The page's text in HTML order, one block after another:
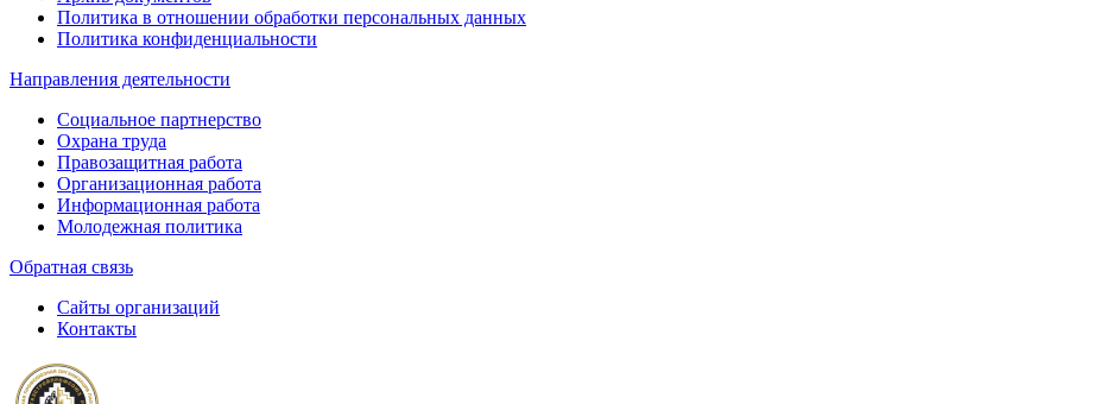
Политика в отношении обработки персональных данных
Политика конфиденциальности
Направления деятельности
Социальное партнерство
Охрана труда
Правозащитная работа
Организационная работа
Информационная работа
Молодежная политика
Обратная связь
Сайты организаций
Контакты